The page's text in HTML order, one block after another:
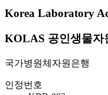
Korea Laboratory
KOLAS 공인생물자
국가병원체자원은행
인정번호